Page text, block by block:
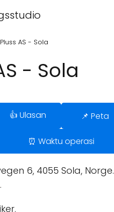
Pluss AS - Sola
- Sola
👍 Ulasan 📌 Peta
⏰ Waktu operasi
6, 4055 Sola, Norge.
.